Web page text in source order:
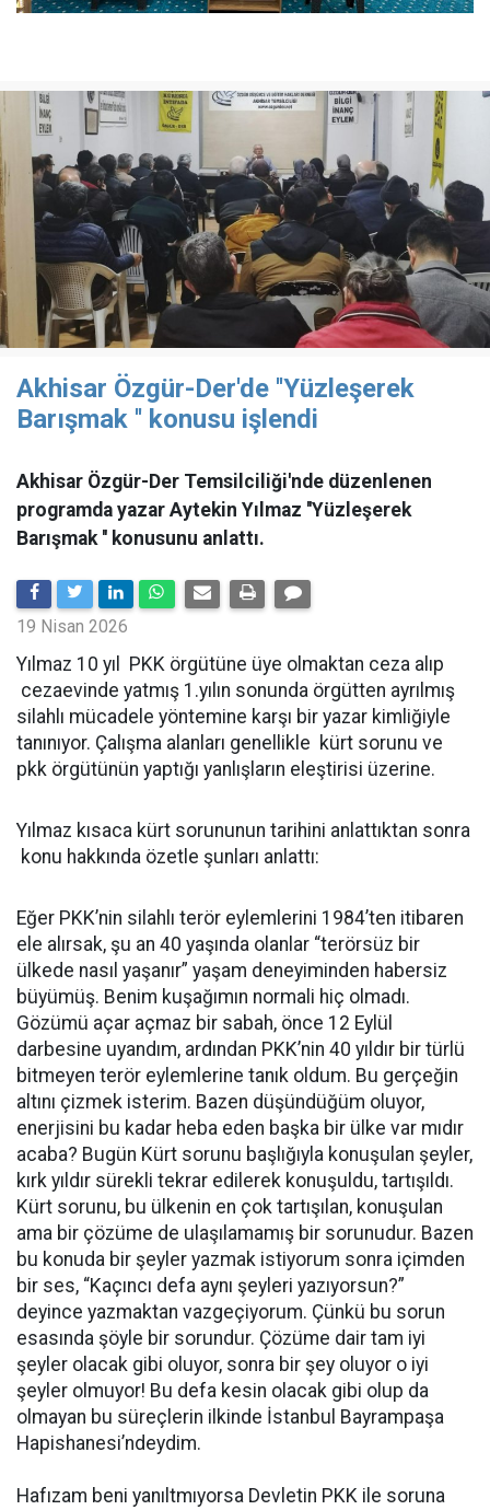
Akhisar Özgür-Der'de ''Yüzleşerek
Barışmak '' konusu işlendi
Akhisar Özgür-Der Temsilciliği'nde düzenlenen
programda yazar Aytekin Yılmaz ''Yüzleşerek
Barışmak '' konusunu anlattı.
19 Nisan 2026
Yılmaz 10 yıl PKK örgütüne üye olmaktan ceza alıp
cezaevinde yatmış 1.yılın sonunda örgütten ayrılmış
silahlı mücadele yöntemine karşı bir yazar kimliğiyle
tanınıyor. Çalışma alanları genellikle kürt sorunu ve
pkk örgütünün yaptığı yanlışların eleştirisi üzerine.
Yılmaz kısaca kürt sorununun tarihini anlattıktan sonra
konu hakkında özetle şunları anlattı:
Eğer PKK’nin silahlı terör eylemlerini 1984’ten itibaren
ele alırsak, şu an 40 yaşında olanlar “terörsüz bir
ülkede nasıl yaşanır” yaşam deneyiminden habersiz
büyümüş. Benim kuşağımın normali hiç olmadı.
Gözümü açar açmaz bir sabah, önce 12 Eylül
darbesine uyandım, ardından PKK’nin 40 yıldır bir türlü
bitmeyen terör eylemlerine tanık oldum. Bu gerçeğin
altını çizmek isterim. Bazen düşündüğüm oluyor,
enerjisini bu kadar heba eden başka bir ülke var mıdır
acaba? Bugün Kürt sorunu başlığıyla konuşulan şeyler,
kırk yıldır sürekli tekrar edilerek konuşuldu, tartışıldı.
Kürt sorunu, bu ülkenin en çok tartışılan, konuşulan
ama bir çözüme de ulaşılamamış bir sorunudur. Bazen
bu konuda bir şeyler yazmak istiyorum sonra içimden
bir ses, “Kaçıncı defa aynı şeyleri yazıyorsun?”
deyince yazmaktan vazgeçiyorum. Çünkü bu sorun
esasında şöyle bir sorundur. Çözüme dair tam iyi
şeyler olacak gibi oluyor, sonra bir şey oluyor o iyi
şeyler olmuyor! Bu defa kesin olacak gibi olup da
olmayan bu süreçlerin ilkinde İstanbul Bayrampaşa
Hapishanesi’ndeydim.
Hafızam beni yanıltmıyorsa Devletin PKK ile soruna